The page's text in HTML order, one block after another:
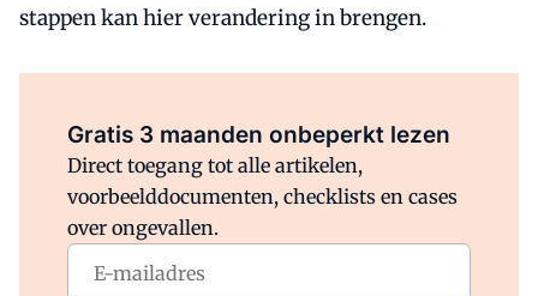
stappen kan hier verandering in brengen.
Gratis 3 maanden onbeperkt lezen
Direct toegang tot alle artikelen,
voorbeelddocumenten, checklists en cases
over ongevallen.